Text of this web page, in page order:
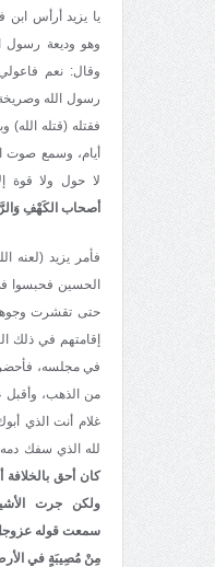
يا يزيد أرأس
وهو وديعة رسول
وقال: نعم
رسول الله
فقتله (قتله الله)
أيام، وسمع صوت
لا حول ولا قوة
أصحاب الكَهْفِ
فأمر يزيد (لعنه
الحسين فحبسوا
حتى تقشرت
إقامتهم في ذلك
في مجلسه،
من الذهب،
غلام أنت الذي
لله الذي سفك
كان أحق بالخلافة
ولكن جرت
سمعت قوله عزوجل
مِنْ مُصِيبَةٍ في